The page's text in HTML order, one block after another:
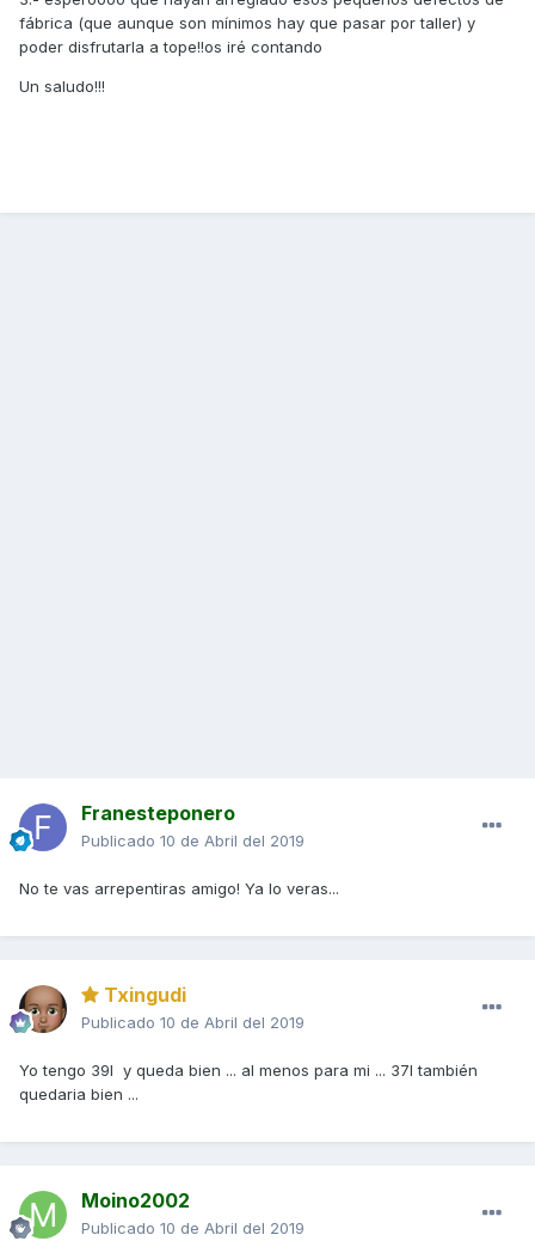
fábrica (que aunque son mínimos hay que pasar por taller) y
poder disfrutarla a tope!!os iré contando
Un saludo!!!
Franesteponero
Publicado 10 de Abril del 2019
No te vas arrepentiras amigo! Ya lo veras...
Txingudi
Publicado 10 de Abril del 2019
Yo tengo 39l y queda bien ... al menos para mi ... 37l también
quedaria bien ...
Moino2002
Publicado 10 de Abril del 2019